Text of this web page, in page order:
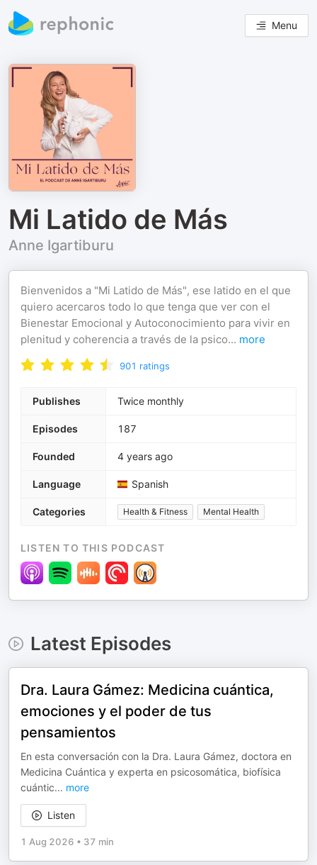
Menu
Mi Latido de Más
Anne Igartiburu
Bienvenidos a "Mi Latido de Más", ese latido en el que
quiero acercaros todo lo que tenga que ver con el
Bienestar Emocional y Autoconocimiento para vivir en
plenitud y coherencia a través de la psico... more
901 ratings
Publishes Twice monthly
Episodes 187
Founded 4 years ago
Language Spanish
Categories Health & Fitness Mental Health
LISTEN TO THIS PODCAST
Latest Episodes
Dra. Laura Gámez: Medicina cuántica,
emociones y el poder de tus
pensamientos
En esta conversación con la Dra. Laura Gámez, doctora en
Medicina Cuántica y experta en psicosomática, biofísica
cuántic... more
Listen
1 Aug 2026 • 37 min